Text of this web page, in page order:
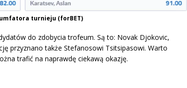
turnieju (forBET)
do zdobycia trofeum. Są to: Novak Djokovic,
przyznano także Stefanosowi Tsitsipasowi. Warto
trafić na naprawdę ciekawą okazję.